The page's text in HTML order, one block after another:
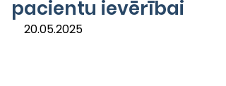
pacientu ievērībai
20.05.2025